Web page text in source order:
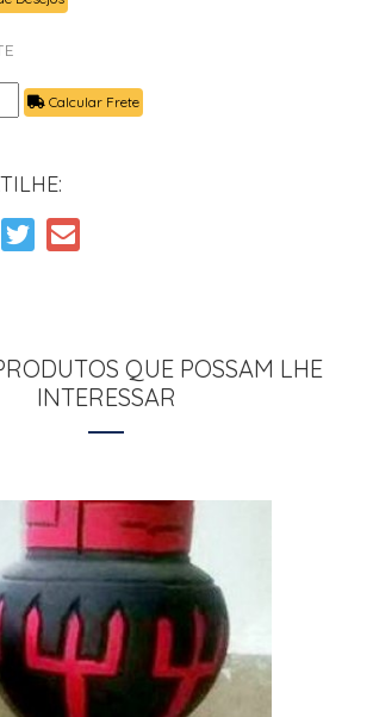
Calcular Frete
QUE POSSAM LHE
INTERESSAR